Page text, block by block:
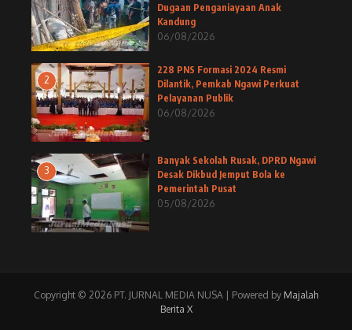
Dugaan Penganiayaan Anak
Kandung
06/08/2026
2
228 PNS Formasi 2024 Resmi
Dilantik, Pemkab Ngawi Perkuat
Pelayanan Publik
06/08/2026
3
Banyak Sekolah Rusak, DPRD Ngawi
Desak Dikbud Jemput Bola ke
Pemerintah Pusat
05/08/2026
Copyright © 2026 PT. JURNAL MEDIA NUSA | Powered by Majalah
Berita X